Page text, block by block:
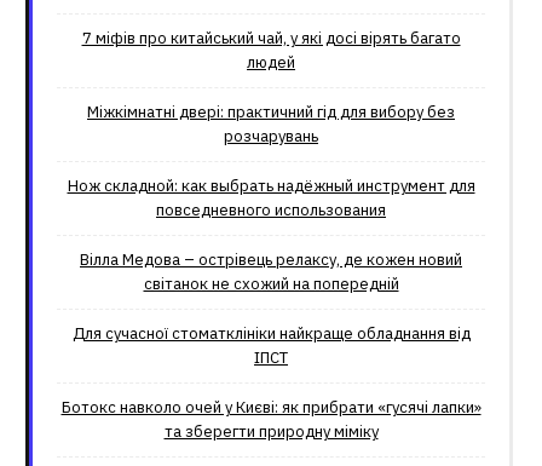
7 міфів про китайський чай, у які досі вірять багато
людей
Міжкімнатні двері: практичний гід для вибору без
розчарувань
Нож складной: как выбрать надёжный инструмент для
повседневного использования
Вілла Медова – острівець релаксу, де кожен новий
світанок не схожий на попередній
Для сучасної стоматклініки найкраще обладнання від
ІПСТ
Ботокс навколо очей у Києві: як прибрати «гусячі лапки»
та зберегти природну міміку